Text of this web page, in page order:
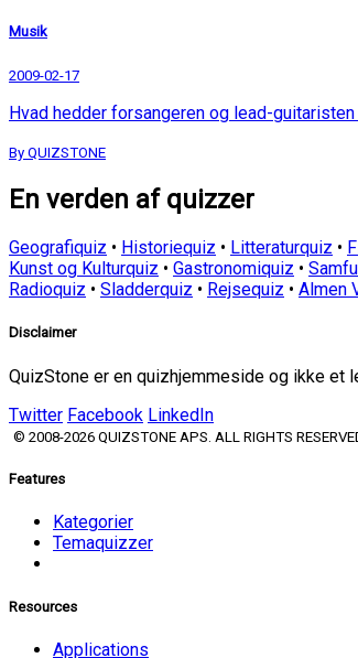
Musik
2009-02-17
Hvad hedder forsangeren og lead-
By QUIZSTONE
En verden af quizzer
Geografiquiz • Historiequiz • Litteraturquiz •
Kunst og Kulturquiz • Gastronomiquiz •
Radioquiz • Sladderquiz • Rejsequiz • Almen
Disclaimer
QuizStone er en quizhjemmeside og ikke et
Twitter Facebook LinkedIn
© 2008-2026 QUIZSTONE APS. ALL RIGHTS
Features
Kategorier
Temaquizzer
Resources
Applications